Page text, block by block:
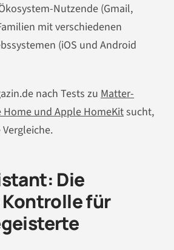
Nutzende (Gmail,
mit verschiedenen
(iOS und Android
nach Tests zu Matter-
Home und Apple HomeKitsucht,
Die
für